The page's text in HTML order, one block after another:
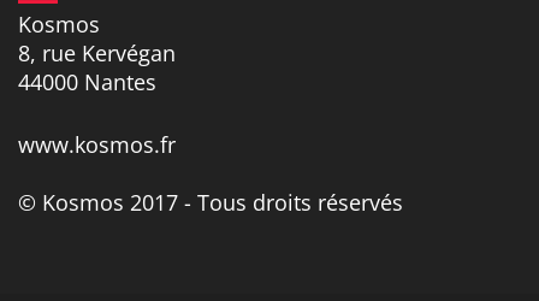
Kosmos
8, rue Kervégan
44000 Nantes
www.kosmos.fr
© Kosmos 2017 - Tous droits réservés